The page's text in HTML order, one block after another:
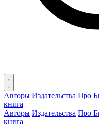
Авторы Издательства Про
книга
Авторы Издательства Про
книга